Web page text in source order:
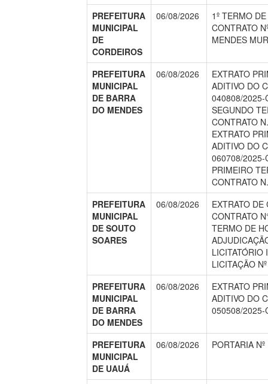
PREFEITURA
MUNICIPAL
DE
CORDEIROS
06/08/2026
1º TERMO
CONTRATO
MENDES
PREFEITURA
MUNICIPAL
DE BARRA
DO MENDES
06/08/2026
EXTRATO
ADITIVO DO
040808/2025-
SEGUNDO
CONTRATO
EXTRATO
ADITIVO DO
060708/2025-
PRIMEIRO
CONTRATO
PREFEITURA
MUNICIPAL
DE SOUTO
SOARES
06/08/2026
EXTRATO DE
CONTRATO
TERMO DE
LICITATÓRIO
LICITAÇÃO
PREFEITURA
MUNICIPAL
DE BARRA
DO MENDES
06/08/2026
EXTRATO
ADITIVO DO
050508/2025-
PREFEITURA
MUNICIPAL
DE UAUÁ
06/08/2026 PORTARIA